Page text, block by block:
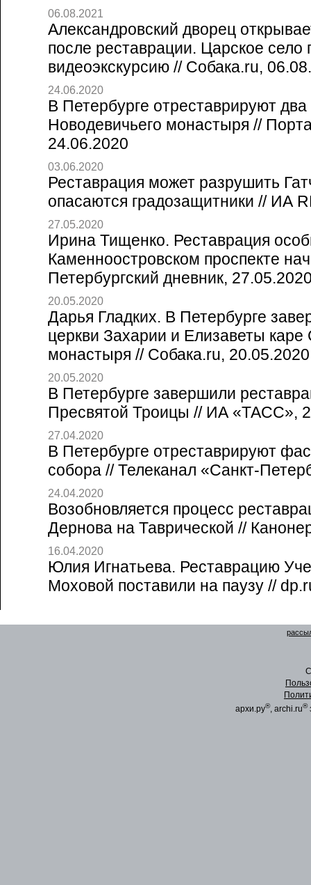
06.08.2021
Александровский дворец
после реставрации. Царское село
видеоэкскурсию // Собака.ru,
24.06.2020
В Петербурге отреставрируют два
Новодевичьего монастыря //
24.06.2020
03.06.2020
Реставрация может разрушить
опасаются градозащитники // ИА
27.05.2020
Ирина Тищенко. Реставрация
Каменноостровском проспекте
Петербургский дневник,
20.05.2020
Дарья Гладких. В Петербурге
церкви Захарии и Елизаветы каре
монастыря // Собака.ru, 20.05.2020
20.05.2020
В Петербурге завершили
Пресвятой Троицы // ИА «ТАСС»,
27.04.2020
В Петербурге отреставрируют
собора // Телеканал «Санкт-
24.04.2020
Возобновляется процесс
Дернова на Таврической //
16.04.2020
Юлия Игнатьева. Реставрацию
Моховой поставили на паузу //
архи.ру®, archi.ru®